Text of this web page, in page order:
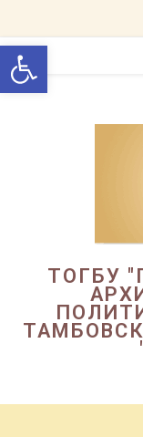
Открыть
содержимому
ТОГБУ